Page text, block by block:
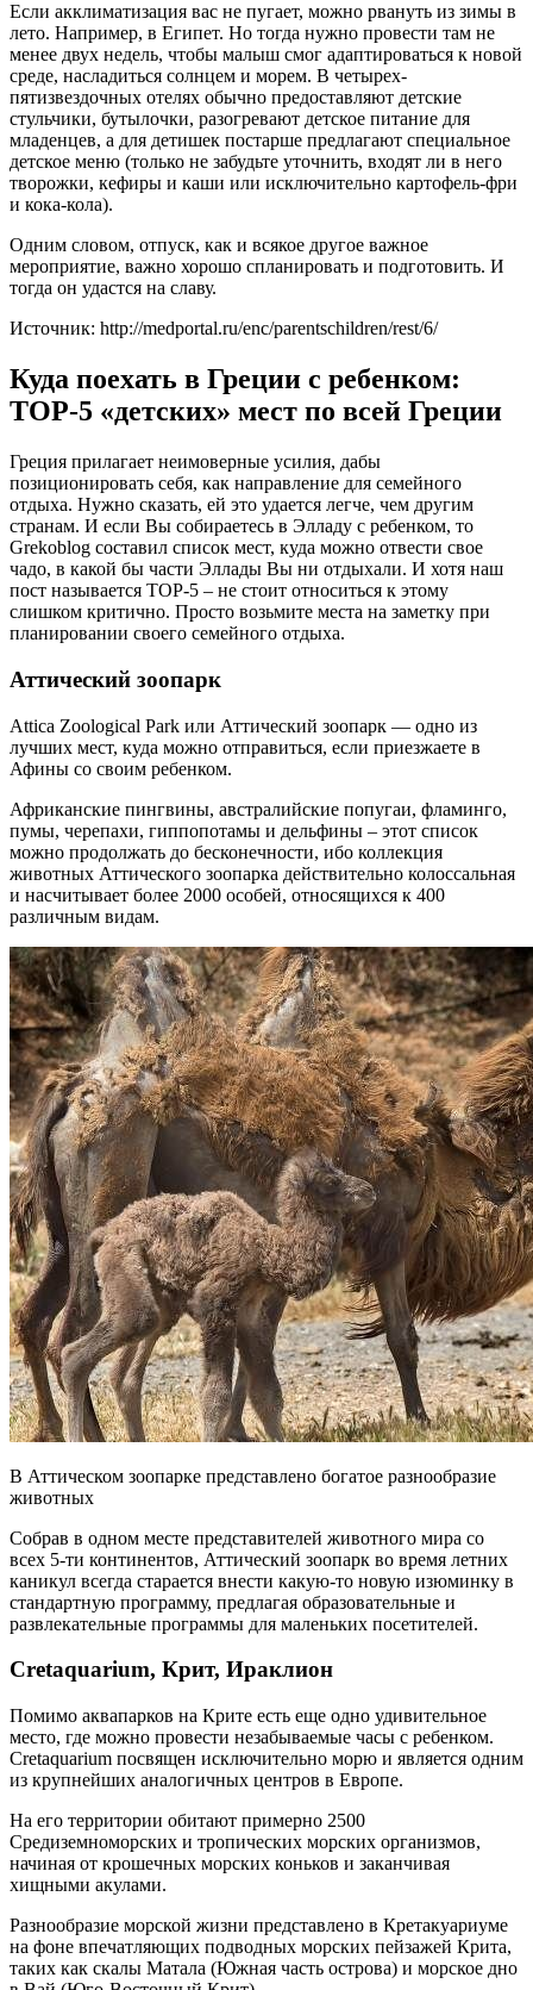
Если акклиматизация вас не пугает, можно рвануть из зимы в
лето. Например, в Египет. Но тогда нужно провести там не
менее двух недель, чтобы малыш смог адаптироваться к новой
среде, насладиться солнцем и морем. В четырех-
пятизвездочных отелях обычно предоставляют детские
стульчики, бутылочки, разогревают детское питание для
младенцев, а для детишек постарше предлагают специальное
детское меню (только не забудьте уточнить, входят ли в него
творожки, кефиры и каши или исключительно картофель-фри
и кока-кола).
Одним словом, отпуск, как и всякое другое важное
мероприятие, важно хорошо спланировать и подготовить. И
тогда он удастся на славу.
Источник: http://medportal.ru/enc/parentschildren/rest/6/
Куда поехать в Греции с ребенком:
TOP-5 «детских» мест по всей Греции
Греция прилагает неимоверные усилия, дабы
позиционировать себя, как направление для семейного
отдыха. Нужно сказать, ей это удается легче, чем другим
странам. И если Вы собираетесь в Элладу с ребенком, то
Grekoblog составил список мест, куда можно отвести свое
чадо, в какой бы части Эллады Вы ни отдыхали. И хотя наш
пост называется TOP-5 – не стоит относиться к этому
слишком критично. Просто возьмите места на заметку при
планировании своего семейного отдыха.
Аттический зоопарк
Attica Zoological Park или Аттический зоопарк — одно из
лучших мест, куда можно отправиться, если приезжаете в
Афины со своим ребенком.
Африканские пингвины, австралийские попугаи, фламинго,
пумы, черепахи, гиппопотамы и дельфины – этот список
можно продолжать до бесконечности, ибо коллекция
животных Аттического зоопарка действительно колоссальная
и насчитывает более 2000 особей, относящихся к 400
различным видам.
В Аттическом зоопарке представлено богатое разнообразие
животных
Собрав в одном месте представителей животного мира со
всех 5-ти континентов, Аттический зоопарк во время летних
каникул всегда старается внести какую-то новую изюминку в
стандартную программу, предлагая образовательные и
развлекательные программы для маленьких посетителей.
Cretaquarium, Крит, Ираклион
Помимо аквапарков на Крите есть еще одно удивительное
место, где можно провести незабываемые часы с ребенком.
Cretaquarium посвящен исключительно морю и является одним
из крупнейших аналогичных центров в Европе.
На его территории обитают примерно 2500
Средиземноморских и тропических морских организмов,
начиная от крошечных морских коньков и заканчивая
хищными акулами.
Разнообразие морской жизни представлено в Кретакуариуме
на фоне впечатляющих подводных морских пейзажей Крита,
таких как скалы Матала (Южная часть острова) и морское дно